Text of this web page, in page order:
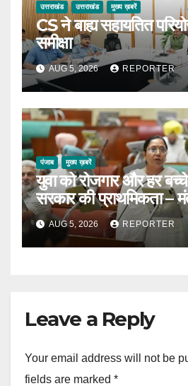
उत्तराखंड उत्तराखंड मुख्य ख़बरें
CS ने बाह्य सहायतित
समीक्षा
AUG 5, 2026 REPORTER
पंजाब मुख्य ख़बरें
युवा को रोजगार और हर बच्चे
सरकार की प्राथमिकता –
AUG 5, 2026 REPORTER
Leave a Reply
Your email address will not be
fields are marked *